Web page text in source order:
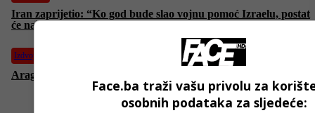
Iran zaprijetio: “Ko god bude slao vojnu pomoć Izraelu, postat
će naša legalna meta”
Izdvojeno
Araghchi: “Uključivanje SAD u sukob bilo bi izuzetno opasno”
Face.ba traži vašu privolu za
osobnih podataka za sljedeće: